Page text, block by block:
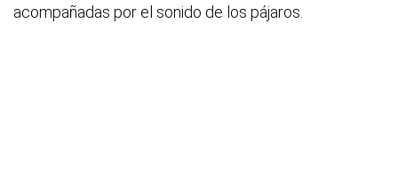
acompañadas por el sonido de los pájaros.